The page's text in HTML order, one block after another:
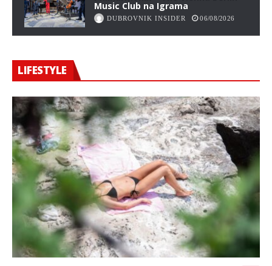
Music Club na Igrama
DUBROVNIK INSIDER 06/08/2026
LIFESTYLE